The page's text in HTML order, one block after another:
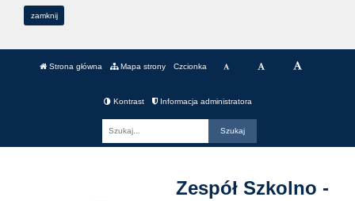
zamknij
Strona główna Mapa strony Czcionka
Kontrast Informacja administratora
Zespół Szkolno -